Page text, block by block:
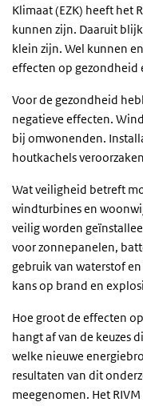
Klimaat (EZK) heeft het
kunnen zijn. Daaruit
klein zijn. Wel kunnen
effecten op gezondheid
Voor de gezondheid
negatieve effecten.
bij omwonenden.
houtkachels
Wat veiligheid betreft
windturbines en
veilig worden
voor zonnepanelen,
gebruik van waterstof
kans op brand en
Hoe groot de effecten
hangt af van de keuzes
welke nieuwe
resultaten van dit
meegenomen. Het